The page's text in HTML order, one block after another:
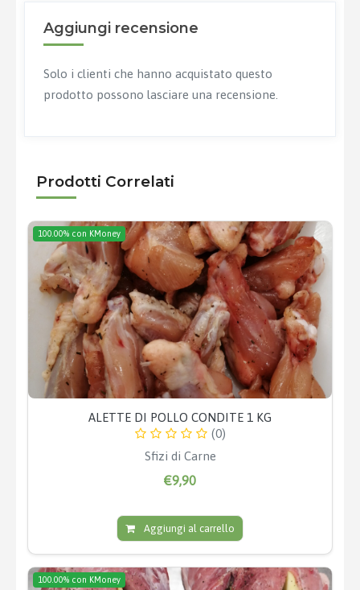
Aggiungi recensione
Solo i clienti che hanno acquistato questo
prodotto possono lasciare una recensione.
Prodotti Correlati
100.00% con KMoney
ALETTE DI POLLO CONDITE 1 KG
(0)
Sfizi di Carne
€9,90
Aggiungi al carrello
100.00% con KMoney